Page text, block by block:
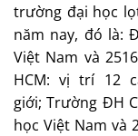
trường đại học
năm nay, đó là:
Việt Nam và
HCM: vị trí 12
giới; Trường ĐH
học Việt Nam và